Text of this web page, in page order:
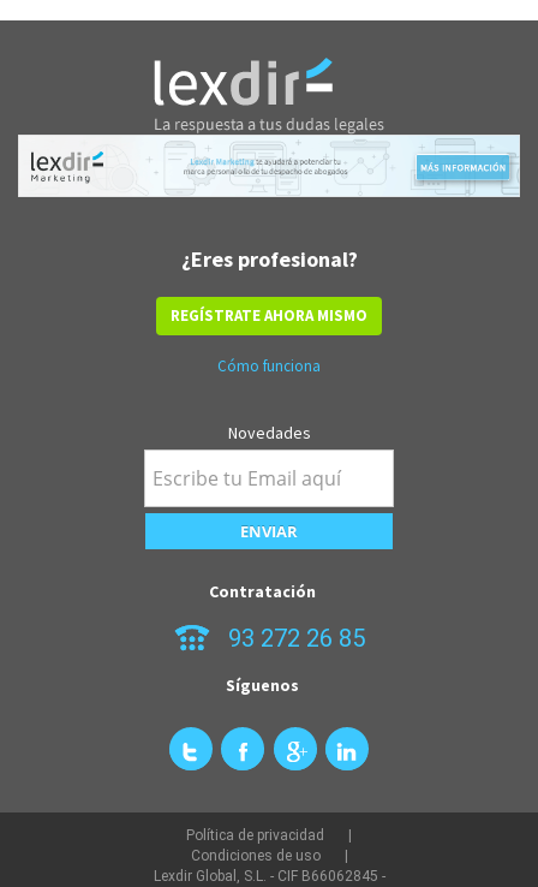
¿Eres profesional?
REGÍSTRATE AHORA MISMO
Cómo funciona
Novedades
Contratación
93 272 26 85
Síguenos
Política de privacidad
Condiciones de uso
Lexdir Global, S.L. - CIF B66062845 -